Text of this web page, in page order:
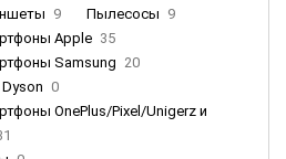
9 Пылесосы 9
Apple 35
Samsung 20
0
OnePlus/Pixel/Unigerz и